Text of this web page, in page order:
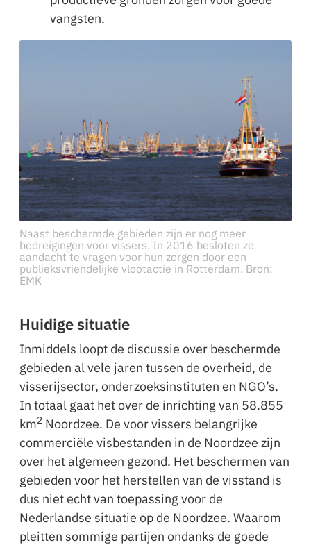
vangsten.
Naast beschermde gebieden zijn er nog meer
bedreigingen voor vissers. In 2016 besloten ze
aandacht te vragen voor hun zorgen door een
publieksvriendelijke vlootactie in Rotterdam. Bron:
EMK
Huidige situatie
Inmiddels loopt de discussie over beschermde
gebieden al vele jaren tussen de overheid, de
visserijsector, onderzoeksinstituten en NGO’s.
In totaal gaat het over de inrichting van 58.855
km2 Noordzee. De voor vissers belangrijke
commerciële visbestanden in de Noordzee zijn
over het algemeen gezond. Het beschermen van
gebieden voor het herstellen van de visstand is
dus niet echt van toepassing voor de
Nederlandse situatie op de Noordzee. Waarom
pleitten sommige partijen ondanks de goede